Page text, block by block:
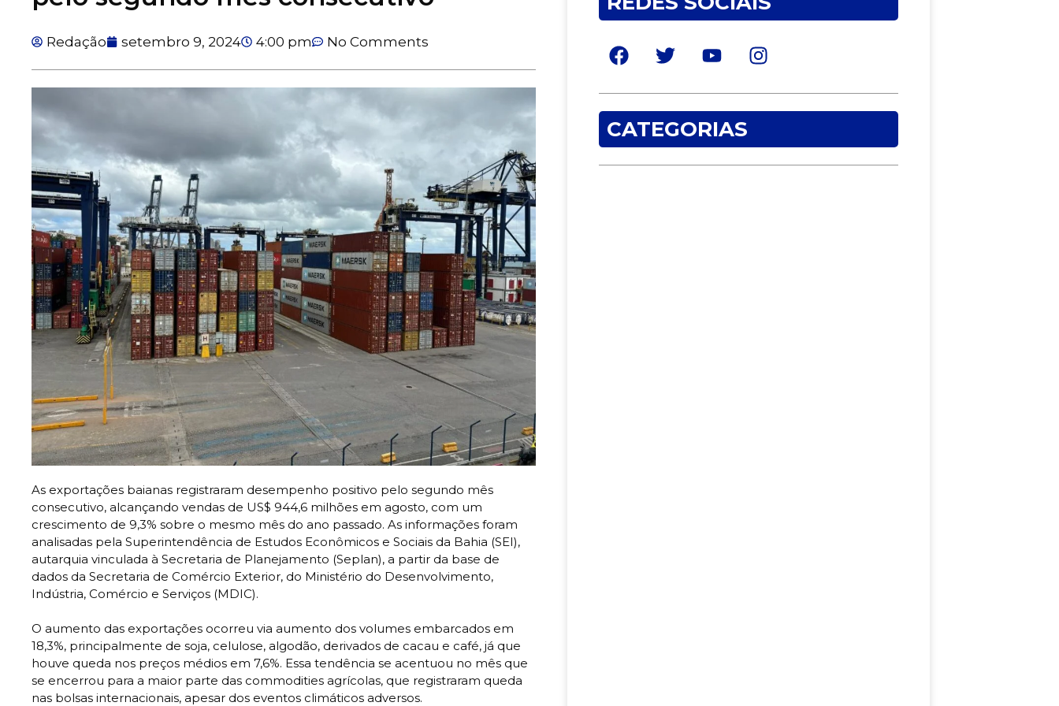
Redação setembro 9, 2024 4:00 pm No Comments
As exportações baianas registraram desempenho positivo pelo segundo mês
consecutivo, alcançando vendas de US$ 944,6 milhões em agosto, com um
crescimento de 9,3% sobre o mesmo mês do ano passado. As informações foram
analisadas pela Superintendência de Estudos Econômicos e Sociais da Bahia (SEI),
autarquia vinculada à Secretaria de Planejamento (Seplan), a partir da base de
dados da Secretaria de Comércio Exterior, do Ministério do Desenvolvimento,
Indústria, Comércio e Serviços (MDIC).
O aumento das exportações ocorreu via aumento dos volumes embarcados em
18,3%, principalmente de soja, celulose, algodão, derivados de cacau e café, já que
houve queda nos preços médios em 7,6%. Essa tendência se acentuou no mês que
se encerrou para a maior parte das commodities agrícolas, que registraram queda
nas bolsas internacionais, apesar dos eventos climáticos adversos.
CATEGORIAS